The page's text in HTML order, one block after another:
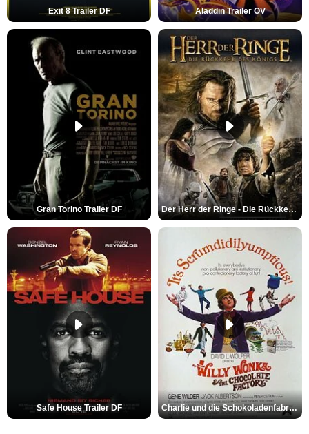
Exit 8 Trailer DF Aladdin Trailer OV
Gran Torino Trailer DF Der Herr der Ringe - Die Rückkehr des Königs Trailer OV
Safe House Trailer DF Charlie und die Schokoladenfabrik Trailer OV